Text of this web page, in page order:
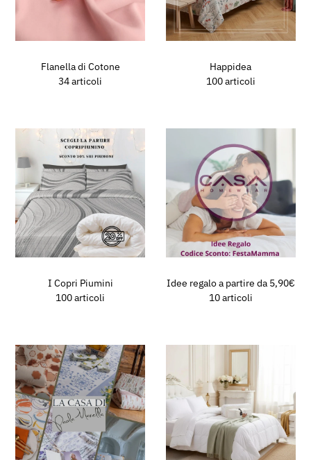
Flanella di Cotone
34 articoli
Happidea
100 articoli
I Copri Piumini
100 articoli
Idee regalo a partire da 5,90€
10 articoli